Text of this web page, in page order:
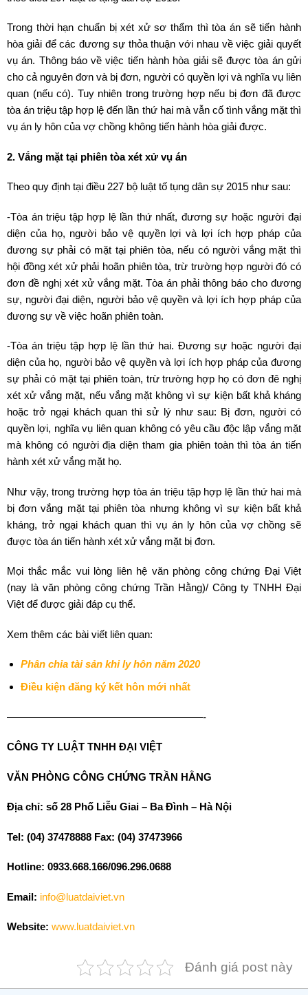
Trong thời hạn chuẩn bị xét xử sơ thẩm thì tòa án sẽ tiến hành
hòa giải để các đương sự thỏa thuận với nhau về việc giải quyết
vụ án. Thông báo về việc tiến hành hòa giải sẽ được tòa án gửi
cho cả nguyên đơn và bị đơn, người có quyền lợi và nghĩa vụ liên
quan (nếu có). Tuy nhiên trong trường hợp nếu bị đơn đã được
tòa án triệu tập hợp lệ đến lần thứ hai mà vẫn cố tình vắng mặt thì
vụ án ly hôn của vợ chồng không tiến hành hòa giải được.
2. Vắng mặt tại phiên tòa xét xử vụ án
Theo quy định tại điều 227 bộ luật tố tụng dân sự 2015 như sau:
-Tòa án triệu tập hợp lệ lần thứ nhất, đương sự hoặc người đại
diện của họ, người bảo vệ quyền lợi và lợi ích hợp pháp của
đương sự phải có mặt tại phiên tòa, nếu có người vắng mặt thì
hội đồng xét xử phải hoãn phiên tòa, trừ trường hợp người đó có
đơn đề nghị xét xử vắng mặt. Tòa án phải thông báo cho đương
sự, người đại diện, người bảo vệ quyền và lợi ích hợp pháp của
đương sự về việc hoãn phiên toàn.
-Tòa án triệu tập hợp lệ lần thứ hai. Đương sự hoặc người đại
diện của họ, người bảo vệ quyền và lợi ích hợp pháp của đương
sự phải có mặt tại phiên toàn, trừ trường hợp họ có đơn đê nghị
xét xử vắng mặt, nếu vắng mặt không vì sự kiện bất khả kháng
hoặc trở ngại khách quan thì sử lý như sau: Bị đơn, người có
quyền lợi, nghĩa vụ liên quan không có yêu cầu độc lập vắng mặt
mà không có người địa diện tham gia phiên toàn thì tòa án tiến
hành xét xử vắng mặt họ.
Như vậy, trong trường hợp tòa án triệu tập hợp lệ lần thứ hai mà
bị đơn vắng mặt tại phiên tòa nhưng không vì sự kiện bất khả
kháng, trở ngại khách quan thì vụ án ly hôn của vợ chồng sẽ
được tòa án tiến hành xét xử vắng mặt bị đơn.
Mọi thắc mắc vui lòng liên hệ văn phòng công chứng Đại Việt
(nay là văn phòng công chứng Trần Hằng)/ Công ty TNHH Đại
Việt để được giải đáp cụ thể.
Xem thêm các bài viết liên quan:
Phân chia tài sản khi ly hôn năm 2020
Điều kiện đăng ký kết hôn mới nhất
———————————————————-
CÔNG TY LUẬT TNHH ĐẠI VIỆT
VĂN PHÒNG CÔNG CHỨNG TRẦN HẰNG
Địa chỉ: số 28 Phố Liễu Giai – Ba Đình – Hà Nội
Tel: (04) 37478888 Fax: (04) 37473966
Hotline: 0933.668.166/096.296.0688
Email: info@luatdaiviet.vn
Website: www.luatdaiviet.vn
Đánh giá post này